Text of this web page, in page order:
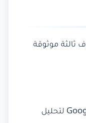
ثالثة موثوقة
Google Analytics لتحليل